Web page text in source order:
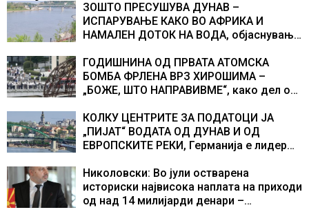
ЗОШТО ПРЕСУШУВА ДУНАВ –
ИСПАРУВАЊЕ КАКО ВО АФРИКА И
НАМАЛЕН ДОТОК НА ВОДА, објаснување
ГОДИШНИНА ОД ПРВАТА АТОМСКА
БОМБА ФРЛЕНА ВРЗ ХИРОШИМА –
„БОЖЕ, ШТО НАПРАВИВМЕ“, како дел од
учесниците во бомбардирањето го
доживуваа овој настан што го промени
текот на историјата
КОЛКУ ЦЕНТРИТЕ ЗА ПОДАТОЦИ ЈА
„ПИЈАТ“ ВОДАТА ОД ДУНАВ И ОД
ЕВРОПСКИТЕ РЕКИ, Германија е лидер
центри за податоци
Николовски: Во јули остварена
историски највисока наплата на приходи
од над 14 милијарди денари –